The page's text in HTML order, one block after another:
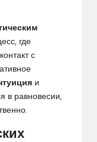
где
с
и
в равновесии,